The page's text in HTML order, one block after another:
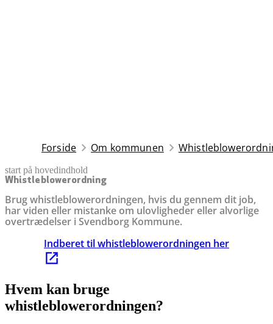
Forside Om kommunen
start på hovedindhold
Whistleblowerordning
Brug whistleblowerordningen, hvis du gennem dit job,
har viden eller mistanke om ulovligheder eller alvorlige
overtrædelser i Svendborg Kommune.
senest opdateret 10. april 2026
Indberet til whistleblowerordningen her
Hvem kan bruge
whistleblowerordningen?